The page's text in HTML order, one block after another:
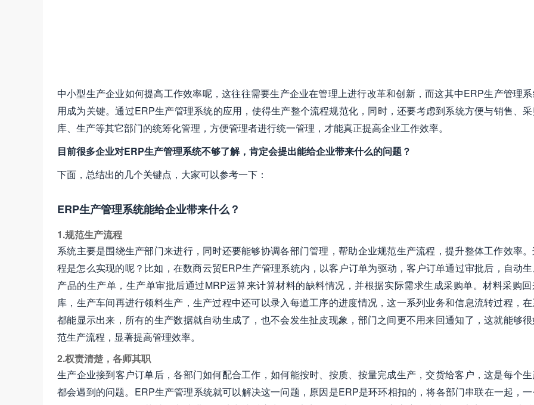
中小型生产企业如何提高工作效率呢，这往往需要生产企业在管理上进行改革和创新，而这其中ERP生产管理
用成为关键。通过ERP生产管理系统的应用，使得生产整个流程规范化，同时，还要考虑到系统方便与销售、
库、生产等其它部门的统筹化管理，方便管理者进行统一管理，才能真正提高企业工作效率。
目前很多企业对ERP生产管理系统不够了解，肯定会提出能给企业带来什么的问题？
下面，总结出的几个关键点，大家可以参考一下：
ERP生产管理系统能给企业带来什么？
1.规范生产流程
系统主要是围绕生产部门来进行，同时还要能够协调各部门管理，帮助企业规范生产流程，提升整体工作效率
程是怎么实现的呢？比如，在数商云贸ERP生产管理系统内，以客户订单为驱动，客户订单通过审批后，自动
产品的生产单，生产单审批后通过MRP运算来计算材料的缺料情况，并根据实际需求生成采购单。材料采购
库，生产车间再进行领料生产，生产过程中还可以录入每道工序的进度情况，这一系列业务和信息流转过程，
都能显示出来，所有的生产数据就自动生成了，也不会发生扯皮现象，部门之间更不用来回通知了，这就能够
范生产流程，显著提高管理效率。
2.权责清楚，各师其职
生产企业接到客户订单后，各部门如何配合工作，如何能按时、按质、按量完成生产，交货给客户，这是每个
都会遇到的问题。ERP生产管理系统就可以解决这一问题，原因是ERP是环环相扣的，将各部门串联在一起，